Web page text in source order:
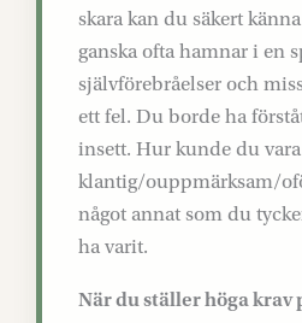
skara kan du säkert
ganska ofta hamnar i en
självförebråelser och
ett fel. Du borde ha
insett. Hur kunde du vara
klantig/ouppmärksam/
något annat som du
ha varit.
När du ställer höga krav